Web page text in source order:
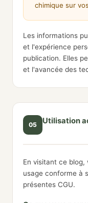
chimique sur
Les informations
et l'expérience
publication. Elles
et l'avancée des
05 Utilisation
En visitant ce blog,
usage conforme à
présentes CGU.